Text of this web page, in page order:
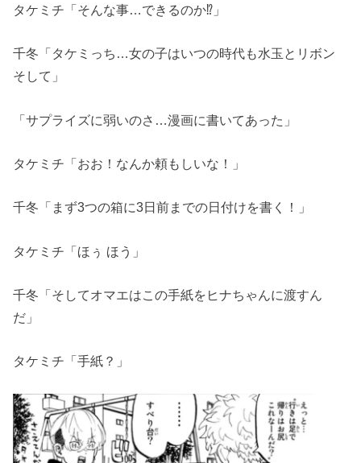
タケミチ「そんな事…できるのか⁉」
千冬「タケミっち…女の子はいつの時代も水玉とリボン
そして」
「サプライズに弱いのさ…漫画に書いてあった」
タケミチ「おお！なんか頼もしいな！」
千冬「まず3つの箱に3日前までの日付けを書く！」
タケミチ「ほぅ ほう」
千冬「そしてオマエはこの手紙をヒナちゃんに渡すん
だ」
タケミチ「手紙？」